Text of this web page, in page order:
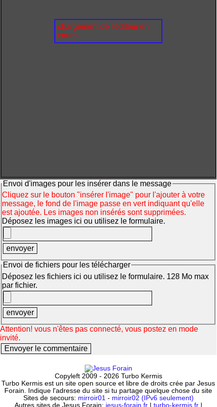
chargement de l'éditeur en
cours...
Envoi d'images pour les insérer dans le message
Cliquez sur le bouton "insérer l'image" pour l'ajouter à votre
message, le fond de l'image passe en vert indiquant qu'elle
est ajoutée. Les images non insérés sont supprimées.
Déposez les images ici ou utilisez le formulaire.
Envoi de fichiers pour les télécharger
Déposez les fichiers ici ou utilisez le formulaire. 128 Mo max
par fichier.
Attention! vous n'êtes pas connecté, vous postez en mode
invité.
Copyleft 2009 - 2026 Turbo Kermis
Turbo Kermis est un site open source et libre de droits crée par Jesus
Forain. Indique l'adresse du site si tu partage quelque chose du site
Sites de secours: mirroir01 - mirroir02 (IPv6 seulement)
Autres sites de Jesus Forain: jesus-forain.fr| turbo-kermis.fr|